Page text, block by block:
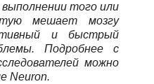
того или
мешает мозгу
и быстрый
Подробнее с
можно
Neuron.